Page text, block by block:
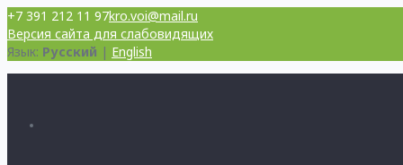
+7 391 212 11 97kro.voi@mail.ru
Версия сайта для слабовидящих
Язык: Русский | English